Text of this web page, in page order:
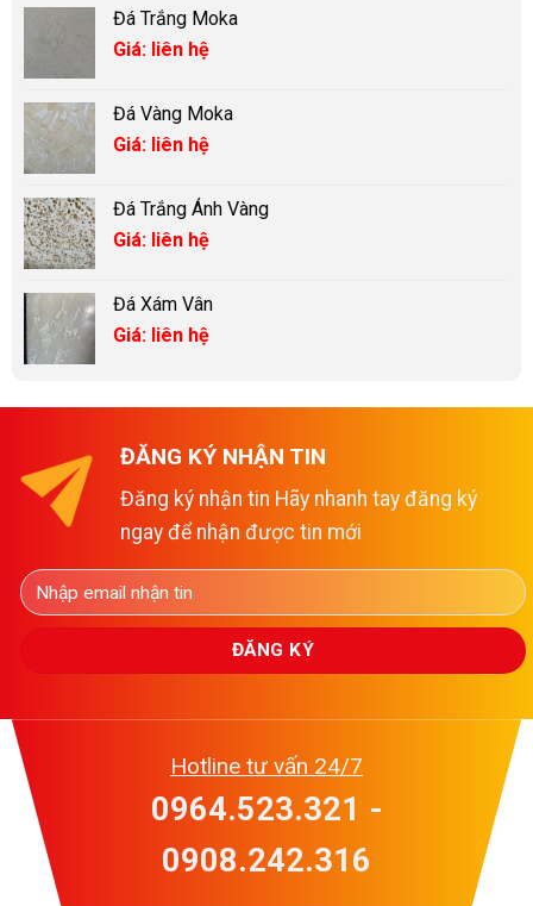
Đá Trắng Moka
Giá: liên hệ
Đá Vàng Moka
Giá: liên hệ
Đá Trắng Ánh Vàng
Giá: liên hệ
Đá Xám Vân
Giá: liên hệ
ĐĂNG KÝ NHẬN TIN
Đăng ký nhận tin Hãy nhanh tay đăng ký
ngay để nhận được tin mới
Hotline tư vấn 24/7
0964.523.321 -
0908.242.316